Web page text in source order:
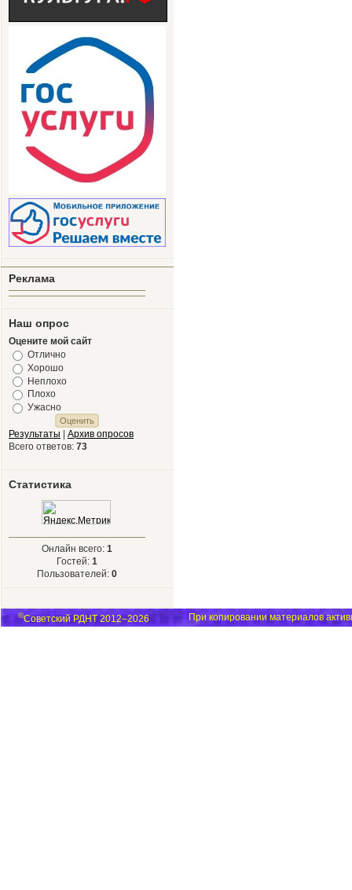
Реклама
Наш опрос
Оцените мой сайт
Отлично
Хорошо
Неплохо
Плохо
Ужасно
Результаты
Архив опросов
Всего ответов: 73
Статистика
Онлайн всего: 1
Гостей: 1
Пользователей: 0
©Советский РДНТ 2012–2026 При копировании материалов